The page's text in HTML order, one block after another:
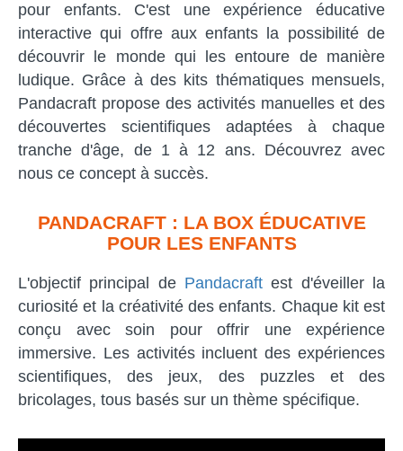
pour enfants. C'est une expérience éducative
interactive qui offre aux enfants la possibilité de
découvrir le monde qui les entoure de manière
ludique. Grâce à des kits thématiques mensuels,
Pandacraft propose des activités manuelles et des
découvertes scientifiques adaptées à chaque
tranche d'âge, de 1 à 12 ans. Découvrez avec
nous ce concept à succès.
PANDACRAFT : LA BOX ÉDUCATIVE
POUR LES ENFANTS
L'objectif principal de Pandacraft est d'éveiller la
curiosité et la créativité des enfants. Chaque kit est
conçu avec soin pour offrir une expérience
immersive. Les activités incluent des expériences
scientifiques, des jeux, des puzzles et des
bricolages, tous basés sur un thème spécifique.